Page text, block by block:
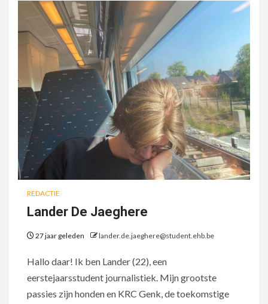
REDACTIE
Lander De Jaeghere
27 jaar geleden lander.de.jaeghere@student.ehb.be
Hallo daar! Ik ben Lander (22), een
eerstejaarsstudent journalistiek. Mijn grootste
passies zijn honden en KRC Genk, de toekomstige